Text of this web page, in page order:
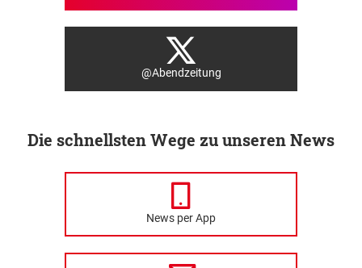
@Abendzeitung
Die schnellsten Wege zu unseren News
News per App